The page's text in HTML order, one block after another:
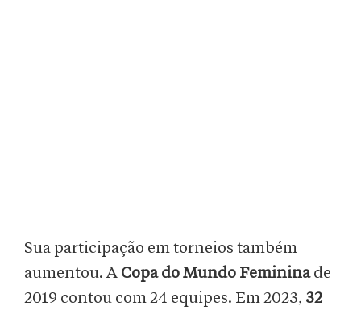
Sua participação em torneios também
aumentou. A Copa do Mundo Femininade
2019 contou com 24 equipes. Em 2023, 32